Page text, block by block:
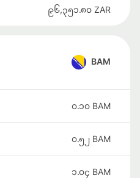
၉၆,၃၅၁.၈၀ ZAR
BAM
၀.၁၀ BAM
၀.၅၂ BAM
၁.၀၄ BAM